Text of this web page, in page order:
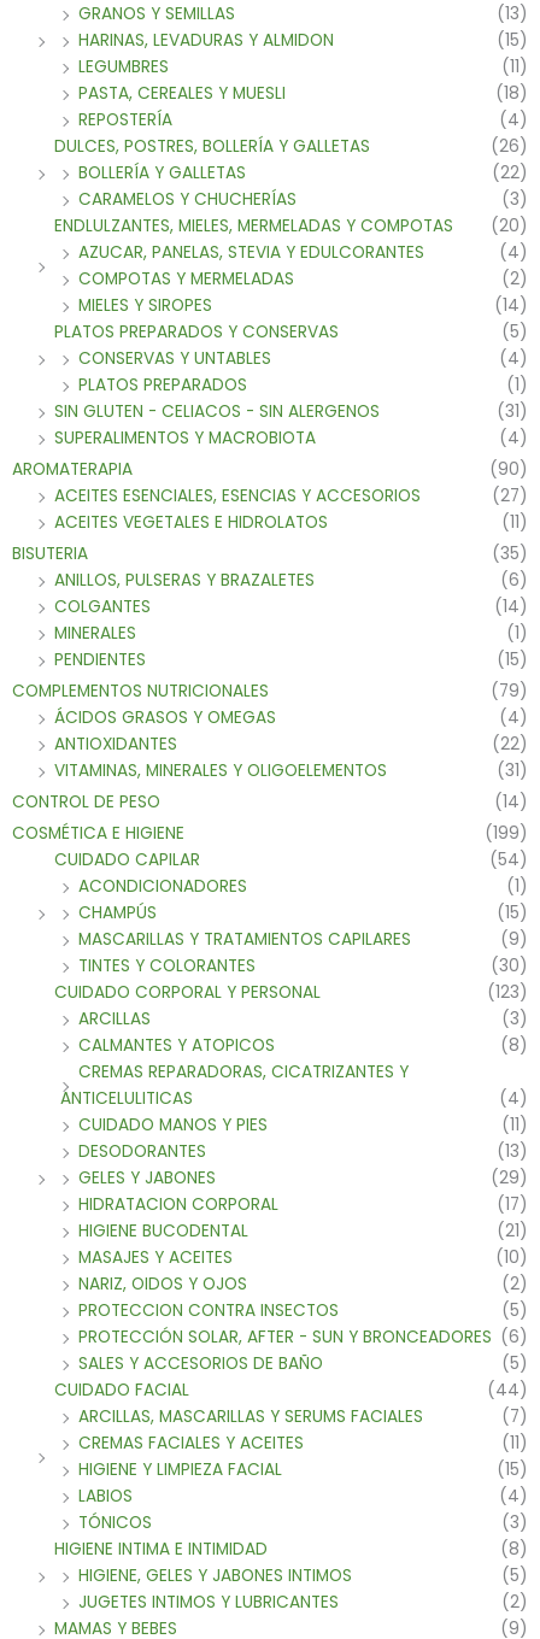
GRANOS Y SEMILLAS
(13)
HARINAS, LEVADURAS Y ALMIDON
(15)
LEGUMBRES
(11)
PASTA, CEREALES Y MUESLI
(18)
REPOSTERÍA
(4)
DULCES, POSTRES, BOLLERÍA Y GALLETAS
(26)
BOLLERÍA Y GALLETAS
(22)
CARAMELOS Y CHUCHERÍAS
(3)
ENDLULZANTES, MIELES, MERMELADAS Y COMPOTAS
(20)
AZUCAR, PANELAS, STEVIA Y EDULCORANTES
(4)
COMPOTAS Y MERMELADAS
(2)
MIELES Y SIROPES
(14)
PLATOS PREPARADOS Y CONSERVAS
(5)
CONSERVAS Y UNTABLES
(4)
PLATOS PREPARADOS
(1)
SIN GLUTEN - CELIACOS - SIN ALERGENOS
(31)
SUPERALIMENTOS Y MACROBIOTA
(4)
AROMATERAPIA
(90)
ACEITES ESENCIALES, ESENCIAS Y ACCESORIOS
(27)
ACEITES VEGETALES E HIDROLATOS
(11)
BISUTERIA
(35)
ANILLOS, PULSERAS Y BRAZALETES
(6)
COLGANTES
(14)
MINERALES
(1)
PENDIENTES
(15)
COMPLEMENTOS NUTRICIONALES
(79)
ÁCIDOS GRASOS Y OMEGAS
(4)
ANTIOXIDANTES
(22)
VITAMINAS, MINERALES Y OLIGOELEMENTOS
(31)
CONTROL DE PESO
(14)
COSMÉTICA E HIGIENE
(199)
CUIDADO CAPILAR
(54)
ACONDICIONADORES
(1)
CHAMPÚS
(15)
MASCARILLAS Y TRATAMIENTOS CAPILARES
(9)
TINTES Y COLORANTES
(30)
CUIDADO CORPORAL Y PERSONAL
(123)
ARCILLAS
(3)
CALMANTES Y ATOPICOS
(8)
CREMAS REPARADORAS, CICATRIZANTES Y
ANTICELULITICAS
(4)
CUIDADO MANOS Y PIES
(11)
DESODORANTES
(13)
GELES Y JABONES
(29)
HIDRATACION CORPORAL
(17)
HIGIENE BUCODENTAL
(21)
MASAJES Y ACEITES
(10)
NARIZ, OIDOS Y OJOS
(2)
PROTECCION CONTRA INSECTOS
(5)
PROTECCIÓN SOLAR, AFTER - SUN Y BRONCEADORES (6)
SALES Y ACCESORIOS DE BAÑO
(5)
CUIDADO FACIAL
(44)
ARCILLAS, MASCARILLAS Y SERUMS FACIALES
(7)
CREMAS FACIALES Y ACEITES
(11)
HIGIENE Y LIMPIEZA FACIAL
(15)
LABIOS
(4)
TÓNICOS
(3)
HIGIENE INTIMA E INTIMIDAD
(8)
HIGIENE, GELES Y JABONES INTIMOS
(5)
JUGETES INTIMOS Y LUBRICANTES
(2)
MAMAS Y BEBES
(9)